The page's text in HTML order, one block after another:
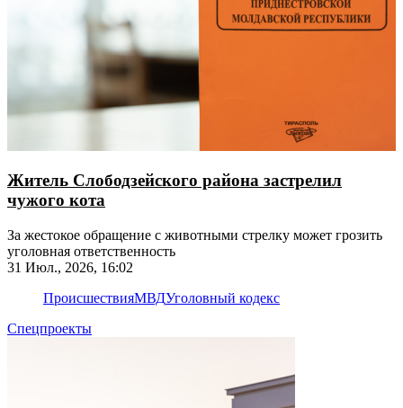
Житель Слободзейского района застрелил
чужого кота
За жестокое обращение с животными стрелку может грозить
уголовная ответственность
31 Июл., 2026, 16:02
ПроисшествияМВДУголовный кодекс
Спецпроекты